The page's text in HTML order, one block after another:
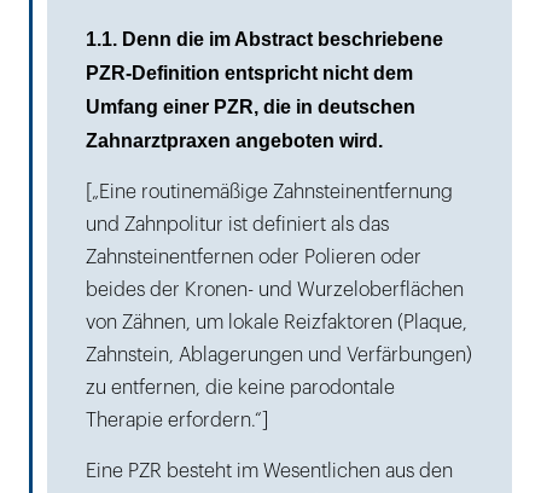
1.1. Denn die im Abstract beschriebene
PZR-Definition entspricht nicht dem
Umfang einer PZR, die in deutschen
Zahnarztpraxen angeboten wird.
[„Eine routinemäßige Zahnsteinentfernung
und Zahnpolitur ist definiert als das
Zahnsteinentfernen oder Polieren oder
beides der Kronen- und Wurzeloberflächen
von Zähnen, um lokale Reizfaktoren (Plaque,
Zahnstein, Ablagerungen und Verfärbungen)
zu entfernen, die keine parodontale
Therapie erfordern.“]
Eine PZR besteht im Wesentlichen aus den